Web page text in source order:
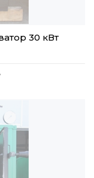
30 кВт